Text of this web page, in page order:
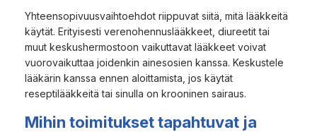
Yhteensopivuusvaihtoehdot riippuvat siitä, mitä lääkkeitä
käytät. Erityisesti verenohennuslääkkeet, diureetit tai
muut keskushermostoon vaikuttavat lääkkeet voivat
vuorovaikuttaa joidenkin ainesosien kanssa. Keskustele
lääkärin kanssa ennen aloittamista, jos käytät
reseptilääkkeitä tai sinulla on krooninen sairaus.
Mihin toimitukset tapahtuvat ja